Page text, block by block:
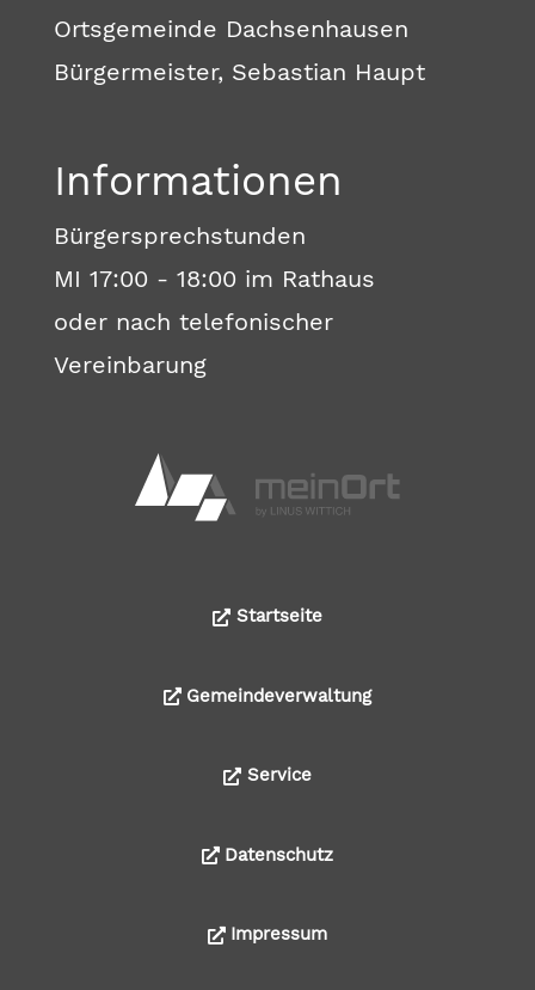
Ortsgemeinde Dachsenhausen
Bürgermeister, Sebastian Haupt
Informationen
Bürgersprechstunden
MI 17:00 - 18:00 im Rathaus
oder nach telefonischer
Vereinbarung
Startseite
Gemeindeverwaltung
Service
Datenschutz
Impressum